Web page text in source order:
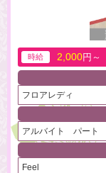
時給 2,000円～
フロアレディ
アルバイト パート
Feel